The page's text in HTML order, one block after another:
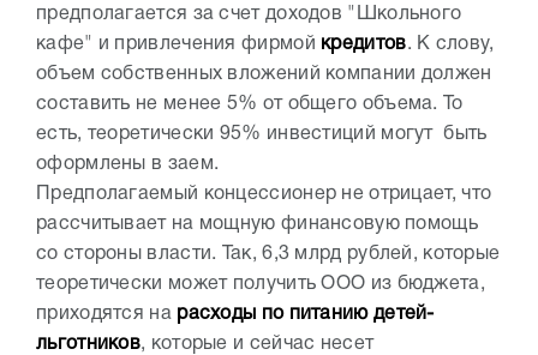
предполагается за счет доходов "Школьного
кафе" и привлечения фирмой
кредитов. К слову,
объем собственных вложений компании должен
составить не менее 5% от общего объема. То
есть, теоретически 95% инвестиций могут быть
оформлены в заем.
Предполагаемый концессионер не отрицает, что
рассчитывает на мощную финансовую помощь
со стороны власти. Так, 6,3 млрд рублей, которые
теоретически может получить ООО из бюджета,
приходятся на расходы по питанию детей-
льготников, которые и сейчас несет